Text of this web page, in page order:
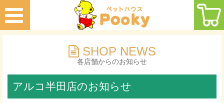
SHOP NEWS
各店舗からのお知らせ
アルコ半田店のお知らせ